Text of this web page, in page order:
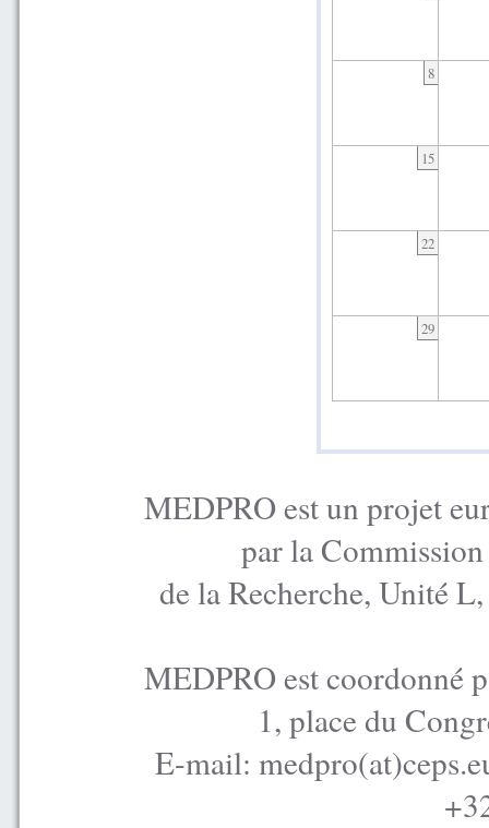
8
15
22
29
MEDPRO est un projet
par la
de la Recherche, Unité
MEDPRO est coordonné
1, place du
E-mail: